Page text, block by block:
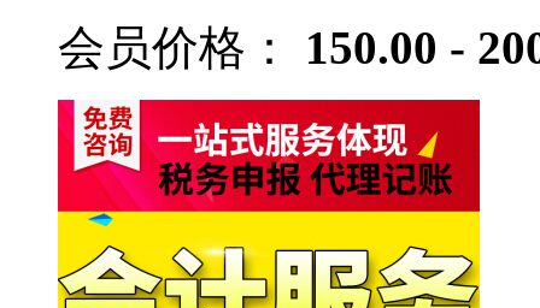
会员价格： 150.00 -